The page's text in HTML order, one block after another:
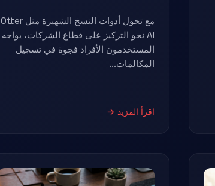
مع تحول أدوات النسخ الشهيرة مثل Otter
AI نحو التركيز على قطاع الشركات، يواجه
المستخدمون الأفراد فجوة في تسجيل
المكالمات...
اقرأ المزيد →